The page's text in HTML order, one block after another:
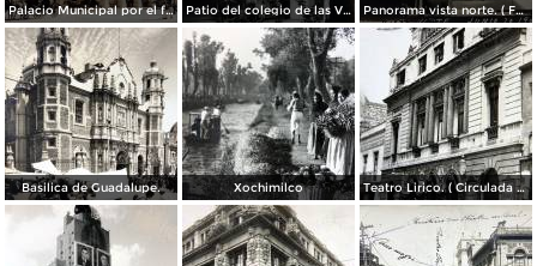
Palacio Municipal por el fotografo Hugo Brehme.. Patio del colegio de las Vizcainas por el fotografo Hugo Brehme. Panorama vista norte. ( Fechada el 20 de Junio de 1905 ).
Basilica de Guadalupe. Xochimilco Teatro Lirico. ( Circulada el 1 de Agosto de 1926 ).